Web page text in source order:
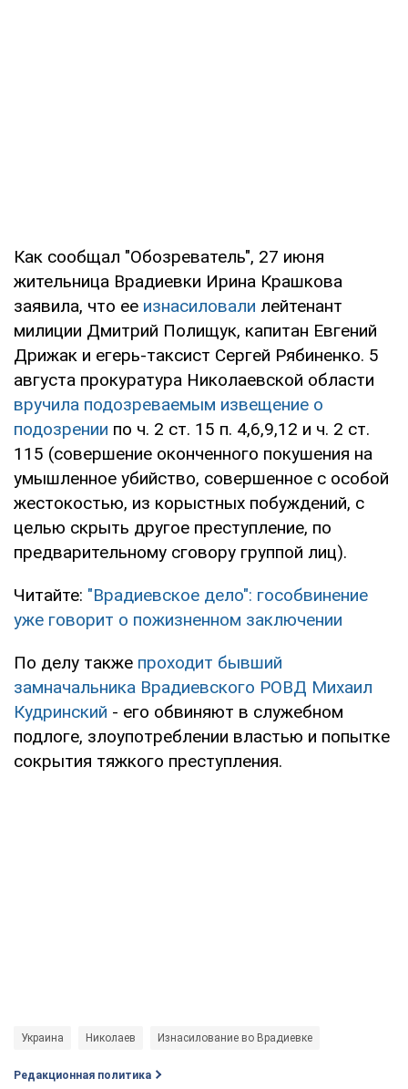
Как сообщал "Обозреватель", 27 июня
жительница Врадиевки Ирина Крашкова
заявила, что ее изнасиловали лейтенант
милиции Дмитрий Полищук, капитан Евгений
Дрижак и егерь-таксист Сергей Рябиненко. 5
августа прокуратура Николаевской области
вручила подозреваемым извещение о
подозрении по ч. 2 ст. 15 п. 4,6,9,12 и ч. 2 ст.
115 (совершение оконченного покушения на
умышленное убийство, совершенное с особой
жестокостью, из корыстных побуждений, с
целью скрыть другое преступление, по
предварительному сговору группой лиц).
Читайте: "Врадиевское дело": гособвинение
уже говорит о пожизненном заключении
По делу также проходит бывший
замначальника Врадиевского РОВД Михаил
Кудринский - его обвиняют в служебном
подлоге, злоупотреблении властью и попытке
сокрытия тяжкого преступления.
Украина Николаев Изнасилование во Врадиевке
Редакционная политика